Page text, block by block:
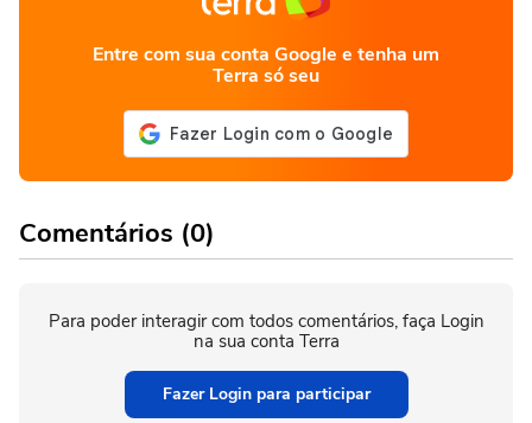
Entre com sua conta Google e tenha um
Terra só seu
Comentários (0)
Para poder interagir com todos comentários, faça Login
na sua conta Terra
Fazer Login para participar